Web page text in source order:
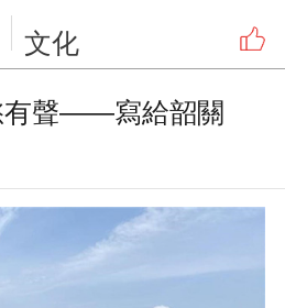
文化
有聲——寫給韶關